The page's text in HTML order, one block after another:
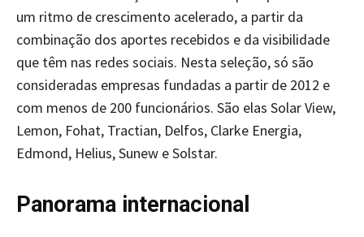
um ritmo de crescimento acelerado, a partir da
combinação dos aportes recebidos e da visibilidade
que têm nas redes sociais. Nesta seleção, só são
consideradas empresas fundadas a partir de 2012 e
com menos de 200 funcionários. São elas Solar View,
Lemon, Fohat, Tractian, Delfos, Clarke Energia,
Edmond, Helius, Sunew e Solstar.
Panorama internacional